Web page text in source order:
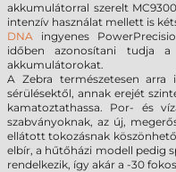
akkumulátorral szerelt
intenzív használat mellett is
DNA ingyenes
időben azonosítani tudja
akkumulátorokat.
A Zebra természetesen
sérülésektől, annak erejét
kamatoztathassa. Por- és
szabványoknak, az új,
ellátott tokozásnak
elbír, a hűtőházi modell pedig
rendelkezik, így akár a -30